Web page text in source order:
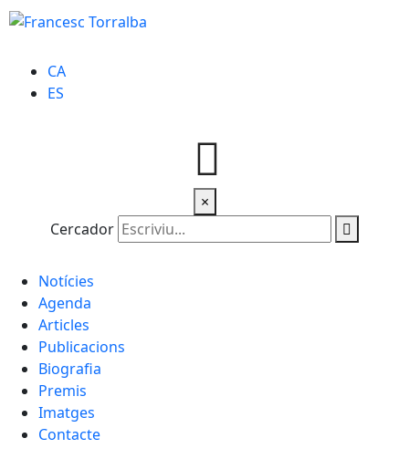
CA
ES
×
Cercador
Notícies
Agenda
Articles
Publicacions
Biografia
Premis
Imatges
Contacte